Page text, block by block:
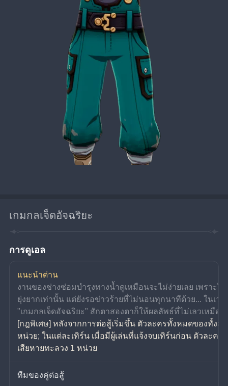
เกมกลเจ็ดอัจฉริยะ
การดูเอล
แนะนำด่าน
งานของช่างซ่อมบำรุงทางน้ำดูเหมือนจะไม่ง่ายเลย เพราะ
ยุ่งยากเท่านั้น แต่ยังรอข่าวร้ายที่ไม่นอนทุกนาทีด้วย... ในเว
"เกมกลเจ็ดอัจฉริยะ" สักตาสองตาก็ให้ผลลัพธ์ที่ไม่เลวเหมือ
[กฎพิเศษ] หลังจากการต่อสู้เริ่มขึ้น ตัวละครทั้งหมดของทั้งส
หน่วย; ในแต่ละเทิร์น เมื่อมีผู้เล่นที่แจ้งจบเทิร์นก่อน ตัวละค
เสียหายทะลวง 1 หน่วย
ทีมของคู่ต่อสู้